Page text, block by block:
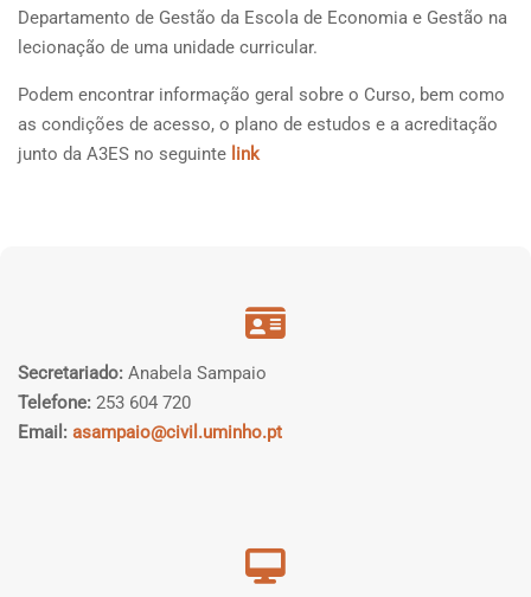
Departamento de Gestão da Escola de Economia e Gestão na
lecionação de uma unidade curricular.
Podem encontrar informação geral sobre o Curso, bem como
as condições de acesso, o plano de estudos e a acreditação
junto da A3ES no seguinte link
Secretariado: Anabela Sampaio
Telefone: 253 604 720
Email: asampaio@civil.uminho.pt